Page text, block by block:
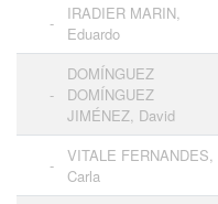
-
IRADIER MARIN,
Eduardo
-
DOMÍNGUEZ
DOMÍNGUEZ
JIMÉNEZ, David
-
VITALE FERNANDES,
Carla